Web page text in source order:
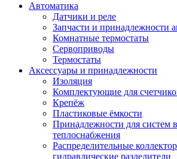
Автоматика
Датчики и реле
Запчасти и принадлежности
Комнатные термостаты
Сервоприводы
Термостаты
Аксессуары и принадлежности
Изоляция
Комплектующие для
Крепёж
Пластиковые ёмкости
Принадлежности для систем
теплоснабжения
Распределительные
гидравлические разделители